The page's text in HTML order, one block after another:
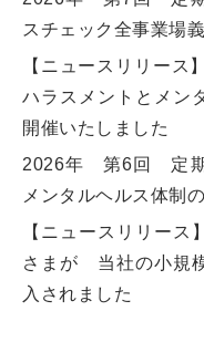
スチェック全事業場
【ニュースリリース
ハラスメントとメン
開催いたしました
2026年 第6回 定
メンタルヘルス体制
【ニュースリリー
さまが 当社の小規
入されました